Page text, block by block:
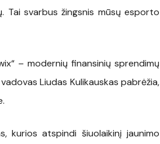
Tai svarbus žingsnis mūsų esporto
– modernių finansinių sprendimų
Liudas Kulikauskas pabrėžia,
kurios atspindi šiuolaikinį jaunimo